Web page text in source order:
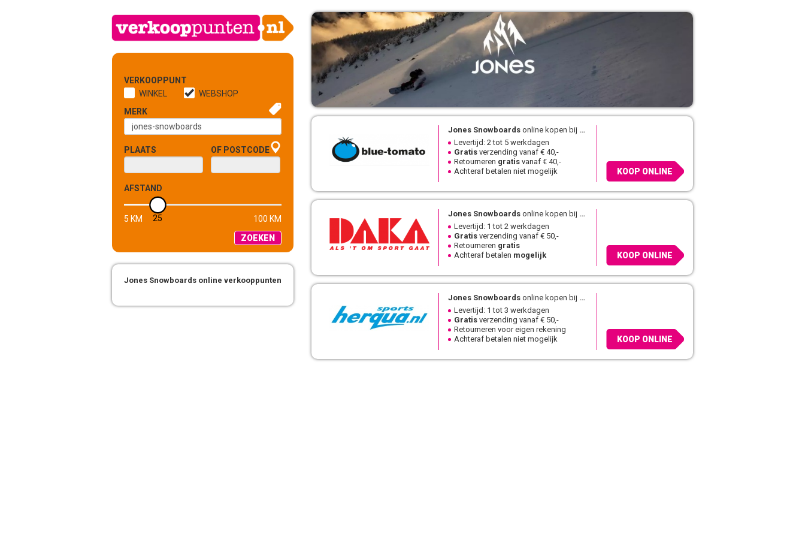
VERKOOPPUNT
WINKEL
WEBSHOP
MERK
PLAATS OF POSTCODE
AFSTAND
5 KM 25
100 KM
ZOEKEN
Jones Snowboards online verkooppunten
Jones Snowboards online kopen bij Blue Tomato
Levertijd: 2 tot 5 werkdagen
Gratis verzending vanaf € 40,-
Retourneren gratis vanaf € 40,-
Achteraf betalen niet mogelijk
KOOP ONLINE
Jones Snowboards online kopen bij Daka
Levertijd: 1 tot 2 werkdagen
Gratis verzending vanaf € 50,-
Retourneren gratis
Achteraf betalen mogelijk KOOP ONLINE
Jones Snowboards online kopen bij Herqua.nl
Levertijd: 1 tot 3 werkdagen
Gratis verzending vanaf € 50,-
Retourneren voor eigen rekening
Achteraf betalen niet mogelijk
KOOP ONLINE